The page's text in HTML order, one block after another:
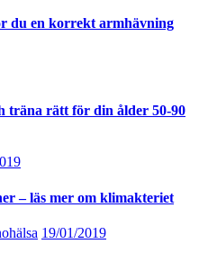
du en korrekt armhävning
träna rätt för din ålder 50-90
– läs mer om klimakteriet
19/01/2019